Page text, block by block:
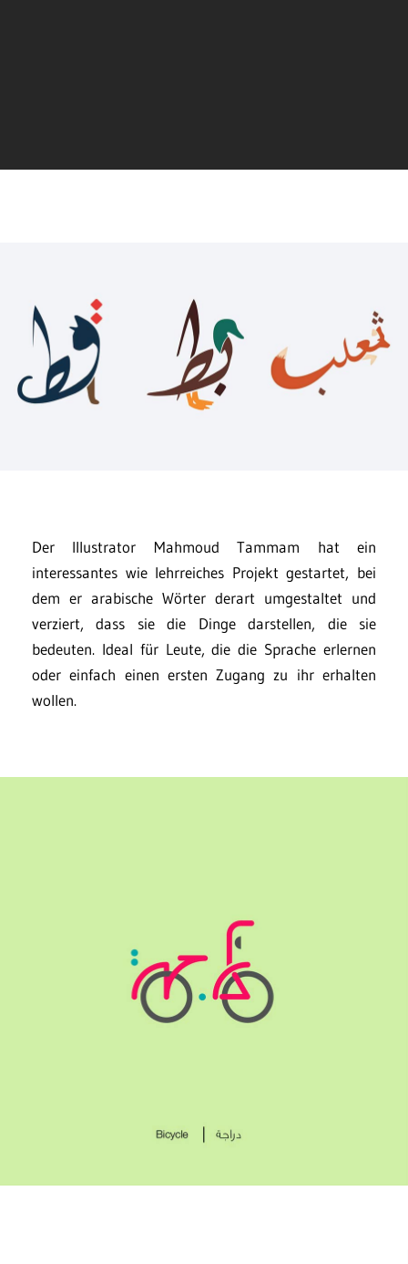
Der Illustrator Mahmoud Tammam hat ein
interessantes wie lehrreiches Projekt gestartet, bei
dem er arabische Wörter derart umgestaltet und
verziert, dass sie die Dinge darstellen, die sie
bedeuten. Ideal für Leute, die die Sprache erlernen
oder einfach einen ersten Zugang zu ihr erhalten
wollen.